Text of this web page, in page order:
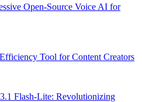
Open-Source Voice AI for
Tool for Content Creators
Flash-Lite: Revolutionizing